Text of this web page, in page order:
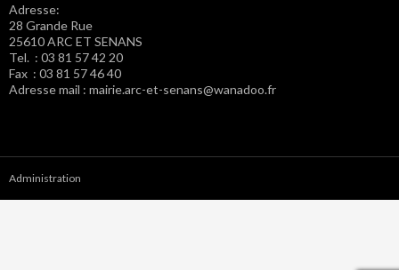
Adresse:
28 Grande Rue
25610 ARC ET SENANS
Tel. : 03 81 57 42 20
Fax : 03 81 57 46 40
Adresse mail : mairie.arc-et-senans@wanadoo.fr
Administration